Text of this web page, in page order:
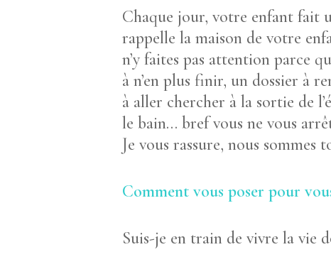
Chaque jour, votre enfant fait
rappelle la maison de votre
n’y faites pas attention parce
à n’en plus finir, un dossier à
à aller chercher à la sortie de
le bain… bref vous ne vous
Je vous rassure, nous sommes
Comment vous poser pour
Suis-je en train de vivre la vie